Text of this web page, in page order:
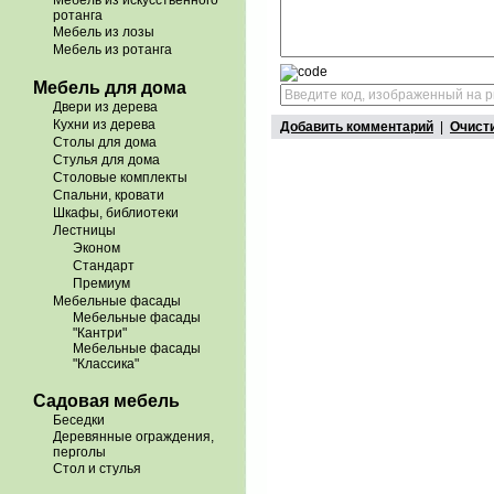
ротанга
Мебель из лозы
Мебель из ротанга
Мебель для дома
Двери из дерева
Кухни из дерева
Столы для дома
Стулья для дома
Столовые комплекты
Спальни, кровати
Шкафы, библиотеки
Лестницы
Эконом
Стандарт
Премиум
Мебельные фасады
Мебельные фасады
"Кантри"
Мебельные фасады
"Классика"
Садовая мебель
Беседки
Деревянные ограждения,
перголы
Стол и стулья
Добавить комментарий